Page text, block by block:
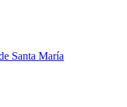
Santa María